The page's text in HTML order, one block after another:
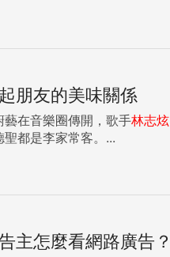
朋友的美味關係
藝在音樂圈傳開，歌手林志炫
都是李家常客。...
主怎麼看網路廣告？